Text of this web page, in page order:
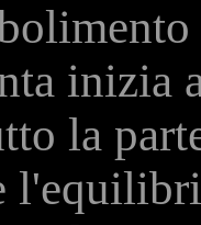
inizia
la